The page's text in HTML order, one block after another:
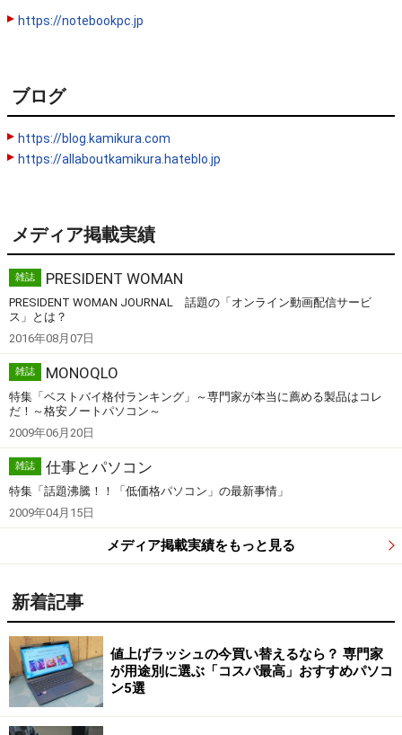
https://notebookpc.jp
ブログ
https://blog.kamikura.com
https://allaboutkamikura.hateblo.jp
メディア掲載実績
雑誌 PRESIDENT WOMAN
PRESIDENT WOMAN JOURNAL 話題の「オンライン動画配信サービ
ス」とは？
2016年08月07日
雑誌 MONOQLO
特集「ベストバイ格付ランキング」～専門家が本当に薦める製品はコレ
だ！～格安ノートパソコン～
2009年06月20日
雑誌 仕事とパソコン
特集「話題沸騰！！「低価格パソコン」の最新事情」
2009年04月15日
メディア掲載実績をもっと見る
新着記事
値上げラッシュの今買い替えるなら？ 専門家
が用途別に選ぶ「コスパ最高」おすすめパソコ
ン5選